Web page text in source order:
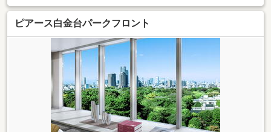
ピアース白金台パークフロント